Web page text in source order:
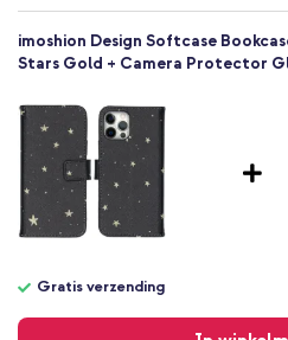
imoshion Design Softcase
Stars Gold + Camera Protector
Gratis verzending
verzending